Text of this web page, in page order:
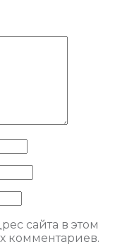
сайта в этом
комментариев.